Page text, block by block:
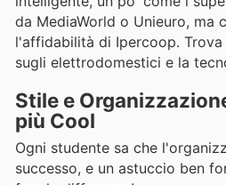
da MediaWorld o Unieuro, ma
l'affidabilità di Ipercoop.
sugli elettrodomestici e la
Stile e
più Cool
Ogni studente sa che
successo, e un astuccio ben